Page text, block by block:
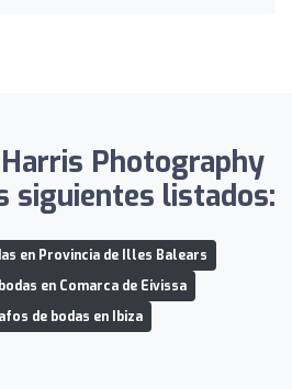
Photography
siguientes listados:
en Provincia de Illes Balears
en Comarca de Eivissa
de bodas en Ibiza